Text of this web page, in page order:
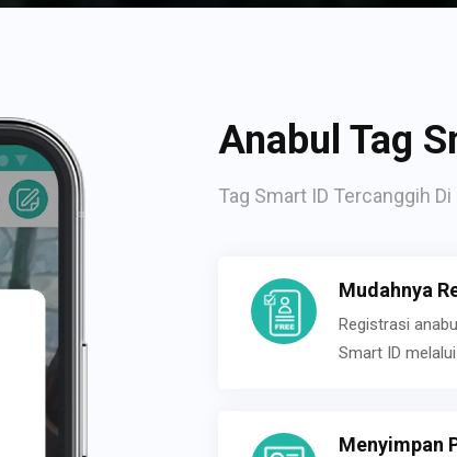
Anabul Tag
Tag Smart ID Tercanggih
Mudahnya
Registrasi
Smart ID melalui
Menyimpan